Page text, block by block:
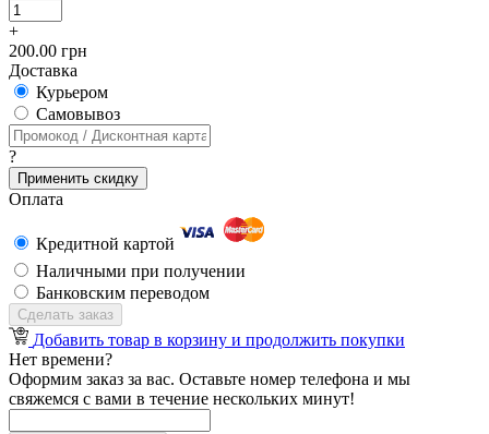
+
200.00 грн
Доставка
Курьером
Cамовывоз
?
Применить скидку
Оплата
Кредитной картой
Наличными при получении
Банковским переводом
Сделать заказ
Добавить товар в корзину и продолжить покупки
Нет времени?
Оформим заказ за вас. Оставьте номер телефона и мы
свяжемся с вами в течение нескольких минут!